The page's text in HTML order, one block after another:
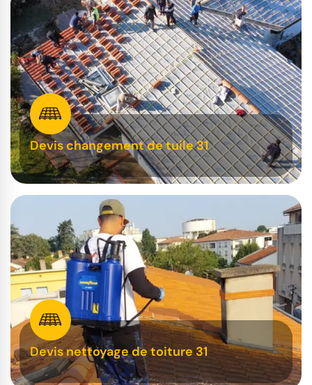
Devis changement de tuile 31
Devis nettoyage de toiture 31